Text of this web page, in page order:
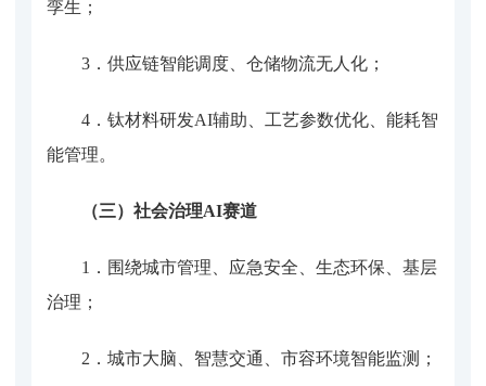
孪生；
3． 供应链智能调度、仓储物流无人化；
4． 钛材料研发AI辅助、工艺参数优化、能耗智
能管理。
（三）社会治理AI赛道
1． 围绕城市管理、应急安全、生态环保、基层
治理 ；
2． 城市大脑、智慧交通、市容环境智能监测；